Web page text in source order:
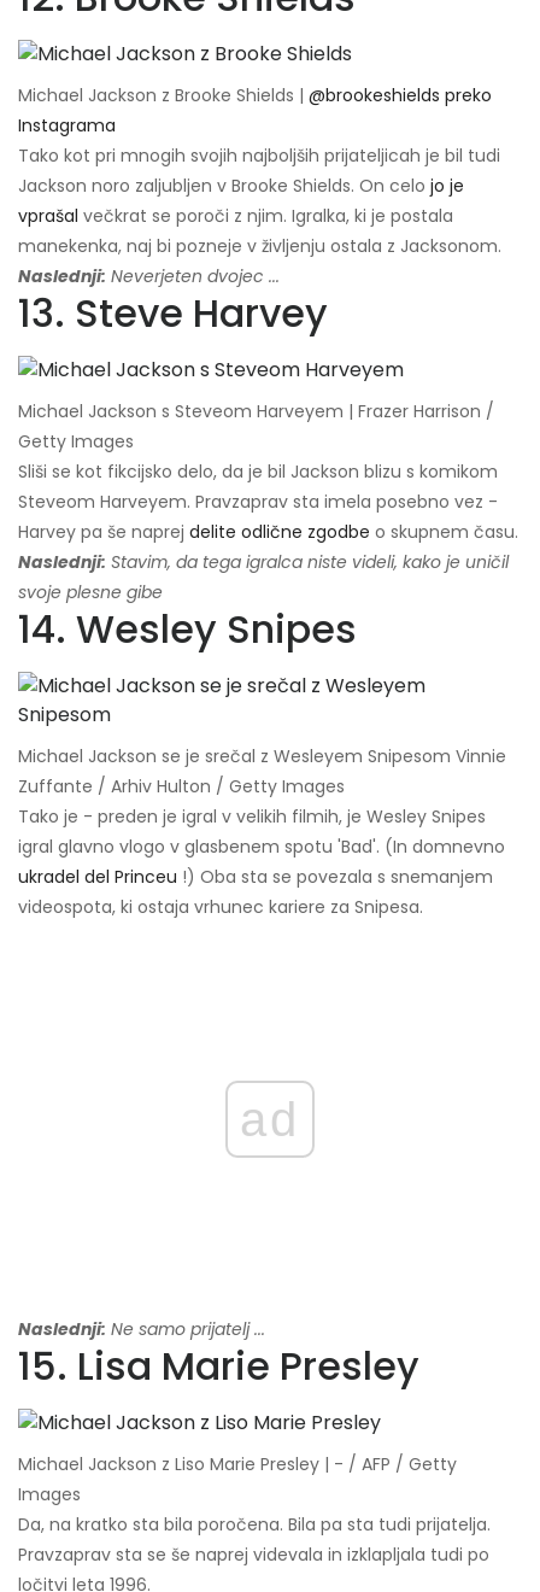
Michael Jackson z Brooke Shields | @brookeshields preko
Instagrama
Tako kot pri mnogih svojih najboljših prijateljicah je bil tudi
Jackson noro zaljubljen v Brooke Shields. On celo jo je
vprašal večkrat se poroči z njim. Igralka, ki je postala
manekenka, naj bi pozneje v življenju ostala z Jacksonom.
Naslednji: Neverjeten dvojec ...
13. Steve Harvey
Michael Jackson s Steveom Harveyem | Frazer Harrison /
Getty Images
Sliši se kot fikcijsko delo, da je bil Jackson blizu s komikom
Steveom Harveyem. Pravzaprav sta imela posebno vez -
Harvey pa še naprej delite odlične zgodbe o skupnem času.
Naslednji: Stavim, da tega igralca niste videli, kako je uničil
svoje plesne gibe
14. Wesley Snipes
Michael Jackson se je srečal z Wesleyem Snipesom Vinnie
Zuffante / Arhiv Hulton / Getty Images
Tako je - preden je igral v velikih filmih, je Wesley Snipes
igral glavno vlogo v glasbenem spotu 'Bad'. (In domnevno
ukradel del Princeu !) Oba sta se povezala s snemanjem
videospota, ki ostaja vrhunec kariere za Snipesa.
ad
Naslednji: Ne samo prijatelj ...
15. Lisa Marie Presley
Michael Jackson z Liso Marie Presley | - / AFP / Getty
Images
Da, na kratko sta bila poročena. Bila pa sta tudi prijatelja.
Pravzaprav sta se še naprej videvala in izklapljala tudi po
ločitvi leta 1996.